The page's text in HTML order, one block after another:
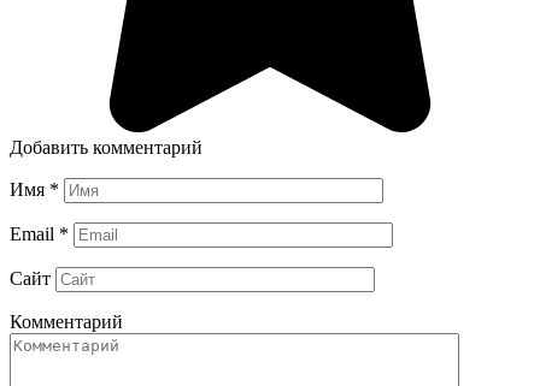
Добавить комментарий
Имя *
Email *
Сайт
Комментарий